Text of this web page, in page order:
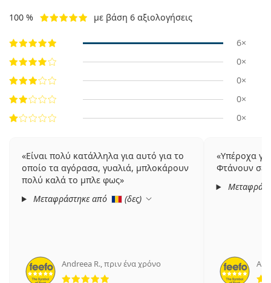
100 % με βάση 6 αξιολογήσεις
6×
0×
0×
0×
0×
Είναι πολύ κατάλληλα για αυτό για το
οποίο τα αγόρασα, γυαλιά, μπλοκάρουν
πολύ καλά το μπλε φως
Μεταφράστηκε από
(δες)
Andreea R.,πριν ένα χρόνο
5 αξιολογήσεις από 5
Υπέροχα
Φτάνουν σε